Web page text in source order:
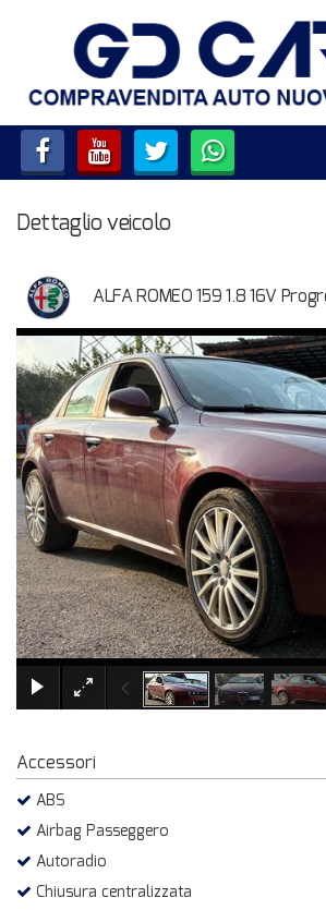
LISTA VEICOLI
SERVIZI
ACQUISTIAMO USATO E
CONTATTI
Dettaglio veicolo
ALFA ROMEO 159 1.8 16V
Accessori
ABS
Airbag Passeggero
Autoradio
Chiusura centralizzata